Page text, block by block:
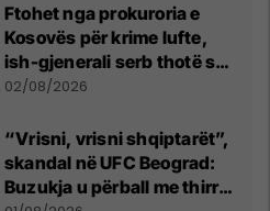
Ftohet nga prokuroria e
Kosovës për krime lufte,
ish-gjenerali serb thotë se
dikush e tradhtoi në
02/08/2026
“Vrisni, vrisni shqiptarët”,
skandal në UFC Beograd:
Buzukja u përball me thirrje